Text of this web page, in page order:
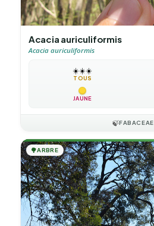
Acacia auriculiformis
Acacia auriculiformis
☀️☀️☀️
TOUS
JAUNE
🍃FABACEAE
🌳ARBRE